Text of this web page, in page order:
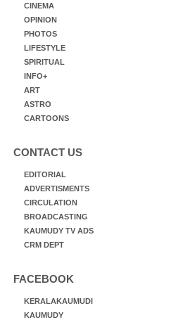
CINEMA
OPINION
PHOTOS
LIFESTYLE
SPIRITUAL
INFO+
ART
ASTRO
CARTOONS
CONTACT US
EDITORIAL
ADVERTISMENTS
CIRCULATION
BROADCASTING
KAUMUDY TV ADS
CRM DEPT
FACEBOOK
KERALAKAUMUDI
KAUMUDY